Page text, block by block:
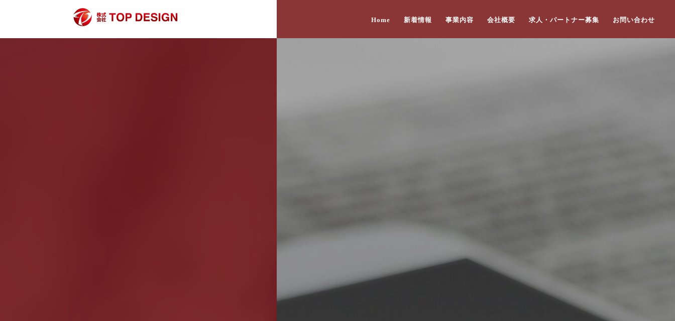
Home 新着情報 事業内容 会社概要 求人・パートナー募集 お問い合わせ